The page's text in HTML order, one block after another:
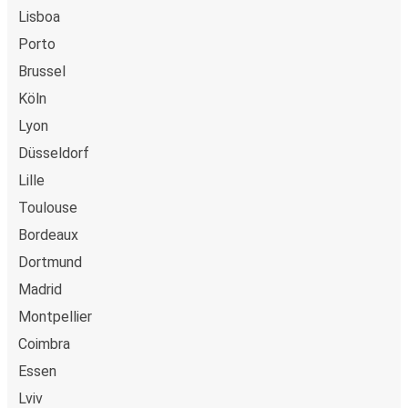
(Visa/Mastercard/Maestro/Amex/Diners
Club/JCB/Discover) Carte Bleue, PayPal, Google Pay og
Apple Pay.
Lisboa
Porto
Brussel
Köln
Lyon
Düsseldorf
Lille
Toulouse
Bordeaux
Dortmund
Madrid
Montpellier
Coimbra
Essen
Lviv